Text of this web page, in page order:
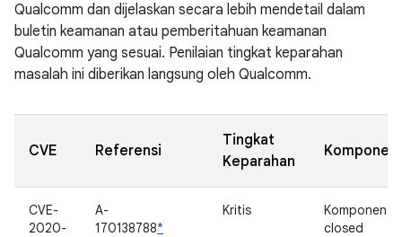
Qualcomm dan dijelaskan secara lebih mendetail dalam
buletin keamanan atau pemberitahuan keamanan
Qualcomm yang sesuai. Penilaian tingkat keparahan
masalah ini diberikan langsung oleh Qualcomm.
CVE Referensi
Tingkat
Keparahan
Komponen
CVE-
2020-
A-
170138788*
Kritis
Komponen
closed